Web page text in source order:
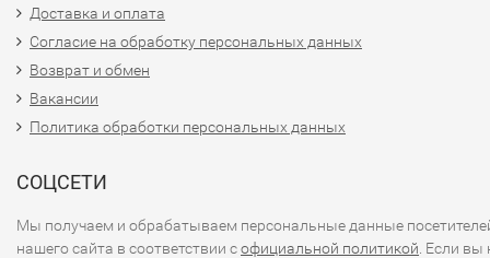
Доставка и оплата
Согласие на обработку персональных данных
Возврат и обмен
Вакансии
Политика обработки персональных данных
СОЦСЕТИ
Мы получаем и обрабатываем персональные данные
нашего сайта в соответствии софициальной политикой . Если вы